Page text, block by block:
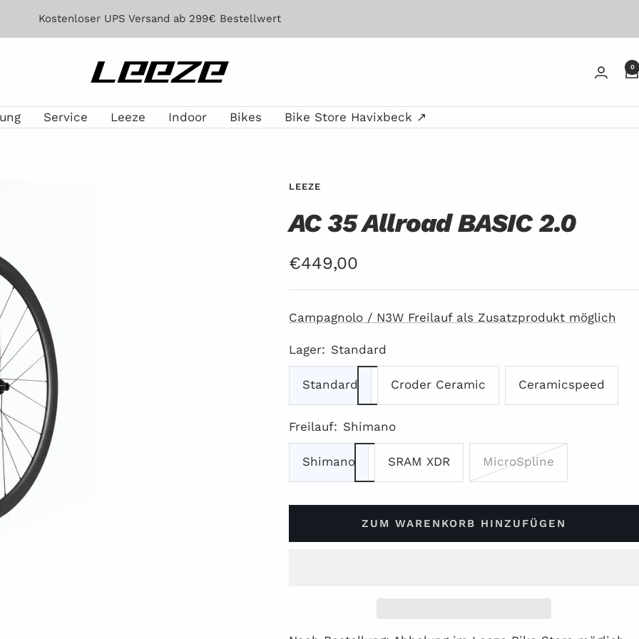
Kostenloser UPS Versand ab 299€ Bestellwert
Leeze 0
Service Leeze Indoor Bikes Bike Store Havixbeck ↗
LEEZE
AC 35 Allroad BASIC 2.0
Angebotspreis
€449,00
Campagnolo / N3W Freilauf als Zusatzprodukt möglich
Lager: Standard
Standard Croder Ceramic Ceramicspeed
Freilauf: Shimano
Shimano SRAM XDR MicroSpline
ZUM WARENKORB HINZUFÜGEN